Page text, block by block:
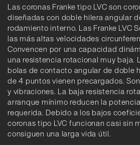
Las coronas Franke tipo LVC son
diseñadas con doble hilera angular
rodamiento interno. Las Franke LVC
las más altas velocidades
Convencen por una capacidad
una resistencia rotacional muy baja.
bolas de contacto angular de doble
de 4 puntos vienen precargados.
y vibraciones. La baja resistencia
arranque mínimo reducen la
requerida. Debido a los bajos
coronas tipo LVC funcionan casi sin
consiguen una larga vida útil.